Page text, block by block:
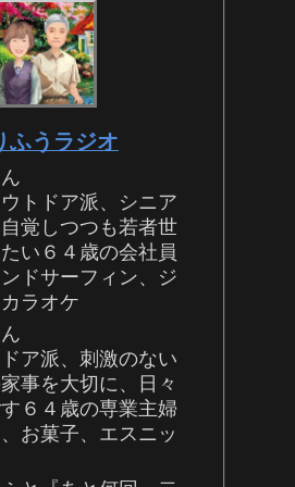
ふうラジオ
トドア派、シニア
覚しつつも若者世
い６４歳の会社員
ドサーフィン、ジ
ラオケ
ア派、刺激のない
事を大切に、日々
６４歳の専業主婦
お菓子、エスニッ